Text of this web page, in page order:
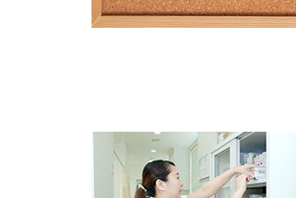
良いと思ったことに
ご高齢の方や赤ちゃんをお持
笑顔で対応する事によって、
もてなしの心 を大切にしていま